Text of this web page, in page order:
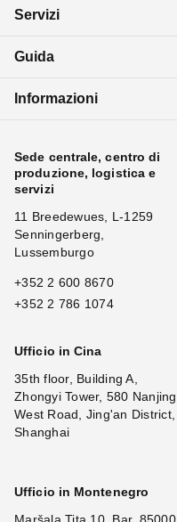
Servizi
Guida
Informazioni
Sede centrale, centro di
produzione, logistica e
servizi
11 Breedewues, L-1259
Senningerberg,
Lussemburgo
+352 2 600 8670
+352 2 786 1074
Ufficio in Cina
35th floor, Building A,
Zhongyi Tower, 580 Nanjing
West Road, Jing'an District,
Shanghai
Ufficio in Montenegro